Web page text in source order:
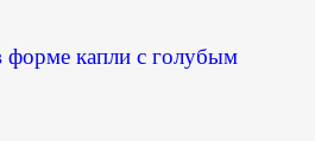
форме капли с голубым